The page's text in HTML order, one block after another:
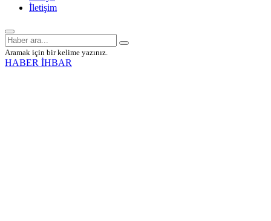
İletişim
Aramak için bir kelime yazınız.
HABER İHBAR